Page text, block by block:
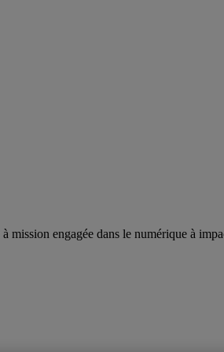
mission engagée dans le numérique à